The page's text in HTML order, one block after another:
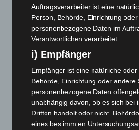
Januar 2026(122)
Dezember 2025(103)
November 2025(114)
Oktober 2025
(112)
August 2025(90)
Juli 2025(90)
Juni 2025(103)
Mai 2025(112)
Auftragsverarbeiter ist eine
Person, Behörde, Einrichtung
personenbezogene Daten im
Verantwortlichen verarbeitet.
i) Empfänger
Empfänger ist eine natürliche
Behörde, Einrichtung oder andere
personenbezogene Daten
unabhängig davon, ob es sich bei
Dritten handelt oder nicht.
eines bestimmten